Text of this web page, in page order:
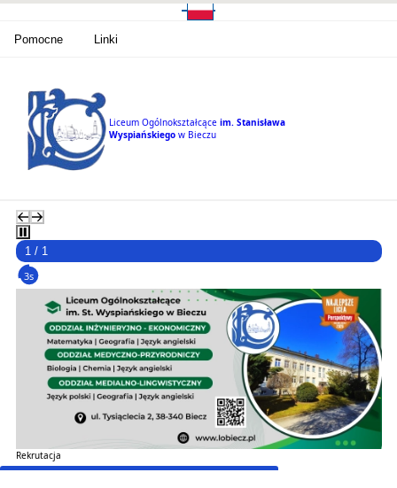
Pomocne Linki
Liceum Ogólnokształcące im. Stanisława
Wyspiańskiego w Bieczu
1 / 1
3s
Rekrutacja